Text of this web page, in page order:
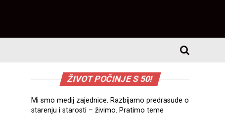
ŽIVOT POČINJE S 50!
Mi smo medij zajednice. Razbijamo predrasude o
starenju i starosti – živimo. Pratimo teme